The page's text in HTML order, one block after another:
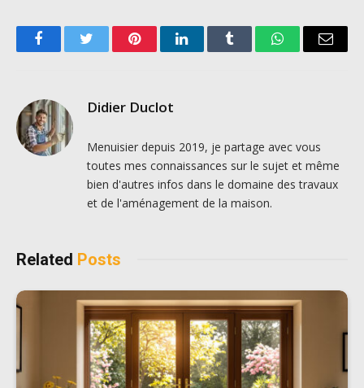
FacebookTwitter PinterestLinkedInTumblr WhatsAppEmail
Didier Duclot
Menuisier depuis 2019, je partage avec vous
toutes mes connaissances sur le sujet et même
bien d'autres infos dans le domaine des travaux
et de l'aménagement de la maison.
Related Posts